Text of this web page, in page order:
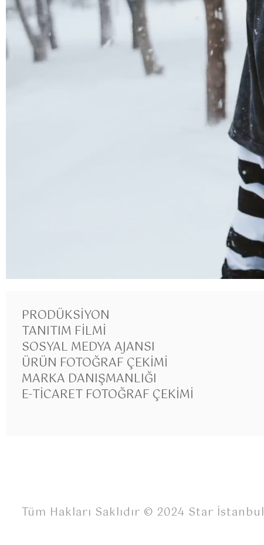
PRODÜKSIYON
TANITIM FILMI
SOSYAL MEDYA AJANSI
ÜRÜN FOTOĞRAF ÇEKIMI
MARKA DANIŞMANLIĞI
E-TICARET FOTOĞRAF ÇEKIMI
Tüm Hakları Saklıdır © 2024 Star İstanbul